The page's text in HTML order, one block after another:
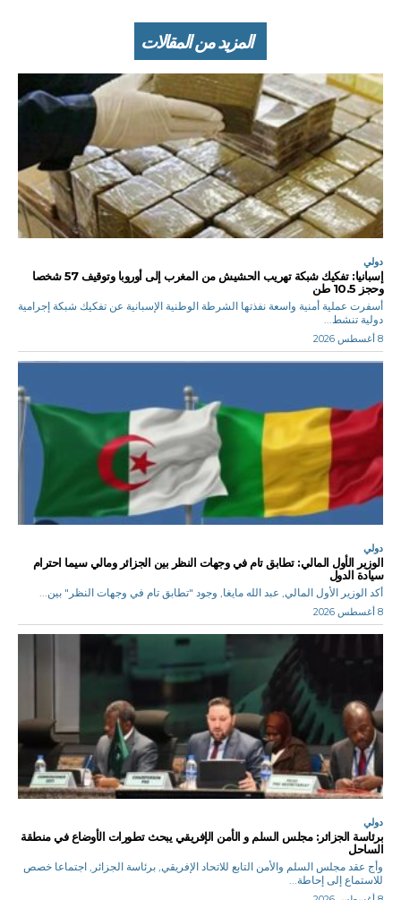
المزيد من المقالات
دولي
إسبانيا: تفكيك شبكة تهريب الحشيش من المغرب إلى أوروبا وتوقيف 57 شخصا
وحجز 10.5 طن
أسفرت عملية أمنية واسعة نفذتها الشرطة الوطنية الإسبانية عن تفكيك شبكة إجرامية
دولية تنشط...
8 أغسطس 2026
دولي
الوزير الأول المالي: تطابق تام في وجهات النظر بين الجزائر ومالي سيما احترام
سيادة الدول
أكد الوزير الأول المالي, عبد الله مايغا, وجود "تطابق تام في وجهات النظر" بين...
8 أغسطس 2026
دولي
برئاسة الجزائر: مجلس السلم و الأمن الإفريقي يبحث تطورات الأوضاع في منطقة
الساحل
وأج عقد مجلس السلم والأمن التابع للاتحاد الإفريقي, برئاسة الجزائر, اجتماعا خصص
للاستماع إلى إحاطة...